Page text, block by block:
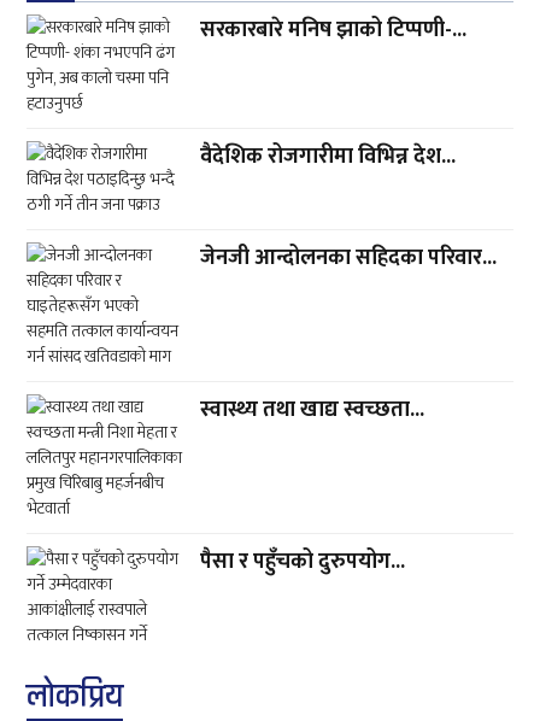
सरकारबारे मनिष झाको टिप्पणी-...
वैदेशिक रोजगारीमा विभिन्न देश...
जेनजी आन्दोलनका सहिदका परिवार...
स्वास्थ्य तथा खाद्य स्वच्छता...
पैसा र पहुँचको दुरुपयोग...
लाेकप्रिय